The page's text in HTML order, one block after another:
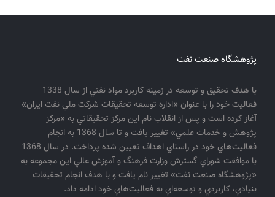
پژوهشگاه صنعت نفت
با هدف تحقيق و توسعه در زمينه كاربرد مواد نفتي از سال 1338
فعاليت خود را با عنوان «اداره توسعه تحقيقات شركت ملي نفت ايران»
آغاز كرده است و پس از انقلاب نام اين مركز تحقيقاتي به «مركز
پژوهش و خدمات علمي» تغيير يافت و تا سال 1368 به انجام
فعاليت‌هاي خود در راستاي اهداف تعيين شده پرداخت. در سال 1368
با موافقت شوراي گسترش وزارت فرهنگ و آموزش عالي اين مجموعه به
«پژوهشگاه صنعت نفت» تغيير نام يافت و با هدف انجام تحقيقات
بنيادي، كاربردي و توسعه‌اي به فعاليت‌هاي خود ادامه داد.